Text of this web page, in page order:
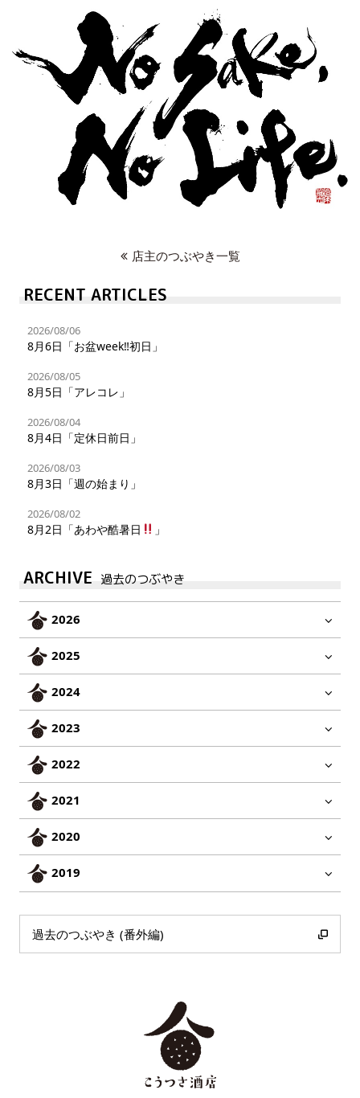
店主のつぶやき一覧
RECENT ARTICLES
2026/08/06
8月6日「お盆week‼︎初日」
2026/08/05
8月5日「アレコレ」
2026/08/04
8月4日「定休日前日」
2026/08/03
8月3日「週の始まり」
2026/08/02
8月2日「あわや酷暑日 」
ARCHIVE 過去のつぶやき
2026
2025
2024
2023
2022
2021
2020
2019
過去のつぶやき (番外編)